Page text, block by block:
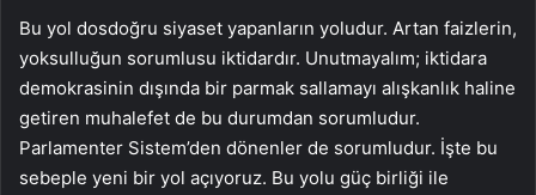
Bu yol dosdoğru siyaset yapanların yoludur. Artan faizlerin,
yoksulluğun sorumlusu iktidardır. Unutmayalım; iktidara
demokrasinin dışında bir parmak sallamayı alışkanlık haline
getiren muhalefet de bu durumdan sorumludur.
Parlamenter Sistem’den dönenler de sorumludur. İşte bu
sebeple yeni bir yol açıyoruz. Bu yolu güç birliği ile